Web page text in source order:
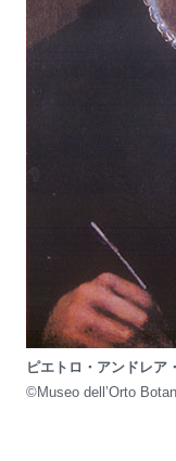
ピエトロ・アンドレア
©︎Museo dell’Orto